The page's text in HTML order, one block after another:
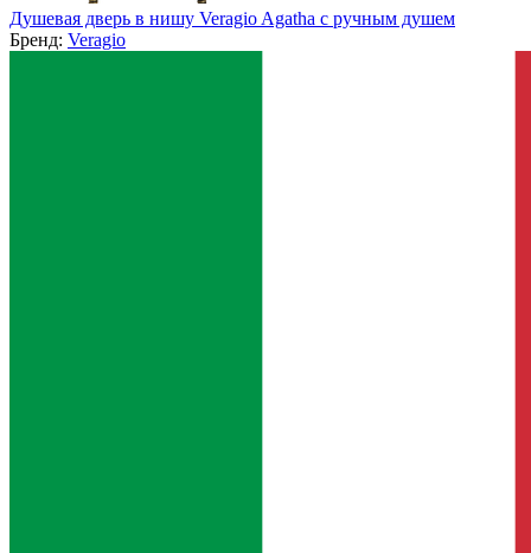
Душевая дверь в нишу Veragio Agatha с ручным душем
Бренд: Veragio